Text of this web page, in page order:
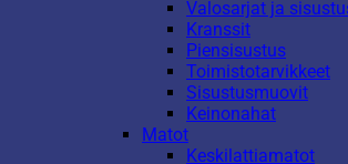
Valosarjat ja
Kranssit
Piensisustus
Toimistotarvikkeet
Sisustusmuovit
Keinonahat
Matot
Keskilattiamatot